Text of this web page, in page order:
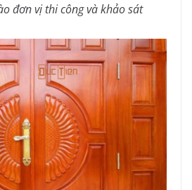
đơn vị thi công và khảo sát